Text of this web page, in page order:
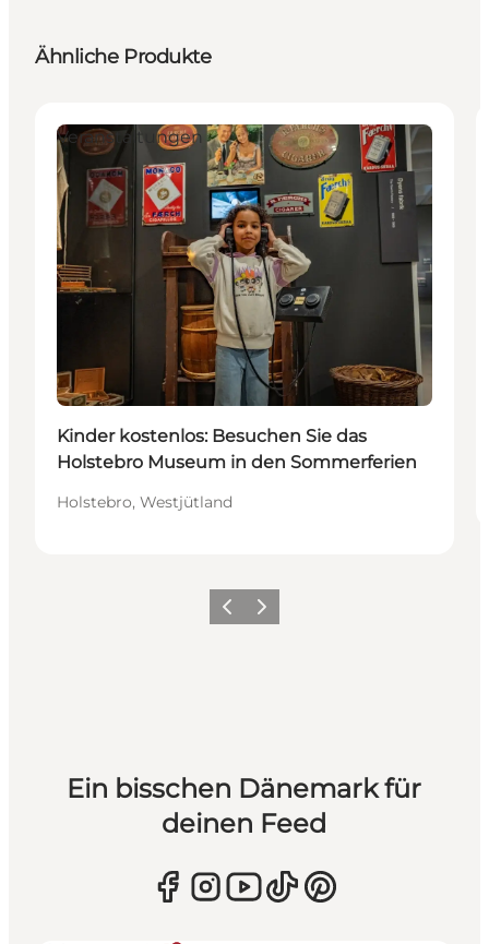
Ähnliche Produkte
Veranstaltungen
Kinder kostenlos: Besuchen Sie das
Holstebro Museum in den Sommerferien
Holstebro, Westjütland
ZurückWeiter
Ein bisschen Dänemark für
deinen Feed